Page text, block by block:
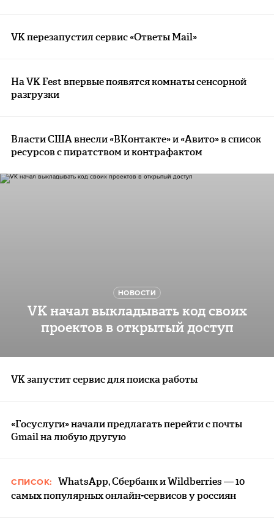
VK перезапустил сервис «Ответы Mail»
На VK Fest впервые появятся комнаты сенсорной
разгрузки
Власти США внесли «ВКонтакте» и «Авито» в список
ресурсов с пиратством и контрафактом
НОВОСТИ
VK начал выкладывать код своих
проектов в открытый доступ
VK запустит сервис для поиска работы
«Госуслуги» начали предлагать перейти с почты
Gmail на любую другую
СПИСОК:
WhatsApp, Сбербанк и Wildberries — 10
самых популярных онлайн-сервисов у россиян